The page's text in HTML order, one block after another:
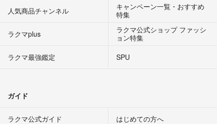
人気商品チャンネル
キャンペーン一覧・おすすめ
特集
ラクマplus
ラクマ公式ショップ ファッシ
ョン特集
ラクマ最強鑑定
SPU
ガイド
ラクマ公式ガイド はじめての方へ